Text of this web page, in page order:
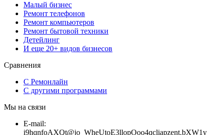
Малый бизнес
Ремонт телефонов
Ремонт компьютеров
Ремонт бытовой техники
Детейлинг
И еще 20+ видов бизнесов
Сравнения
С Ремонлайн
С другими программами
Мы на связи
E-mail:
i9hqnfoAXQt@jo_WheUtoE3llopOoo4qcliapzent.bXW1y